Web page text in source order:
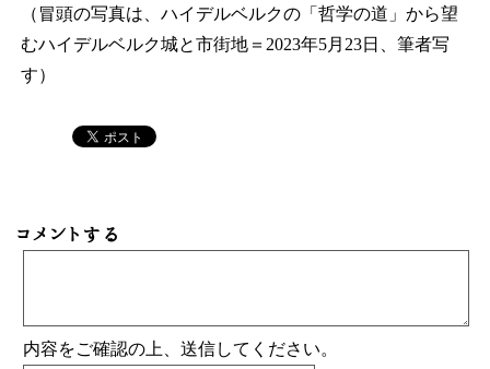
（冒頭の写真は、ハイデルベルクの「哲学の道」から望
むハイデルベルク城と市街地＝2023年5月23日、筆者写
す）
コメントする
内容をご確認の上、送信してください。